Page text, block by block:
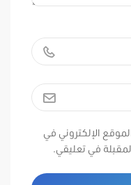
الإلكتروني في
في تعليقي.